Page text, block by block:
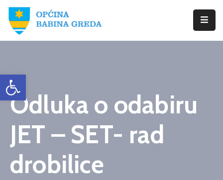
Open toolbar
Početna
Greda
Istražite
Novosti
Dokumenti
Izbori
Odluka o odabiru
JET – SET- rad
drobilice